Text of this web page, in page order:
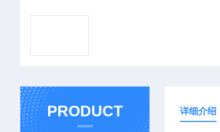
PRODUCT 详细介绍